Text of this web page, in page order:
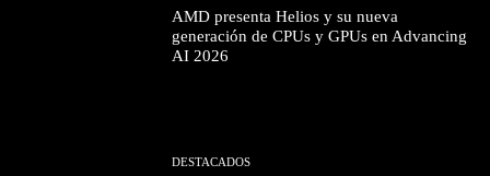
AMD presenta Helios y su nueva
generación de CPUs y GPUs en Advancing
AI 2026
DESTACADOS